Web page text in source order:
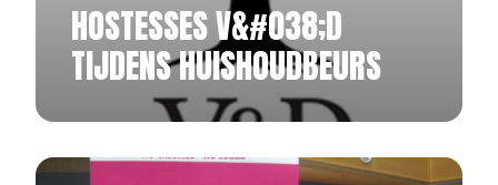
HOSTESSES V&#038;D
TIJDENS HUISHOUDBEURS